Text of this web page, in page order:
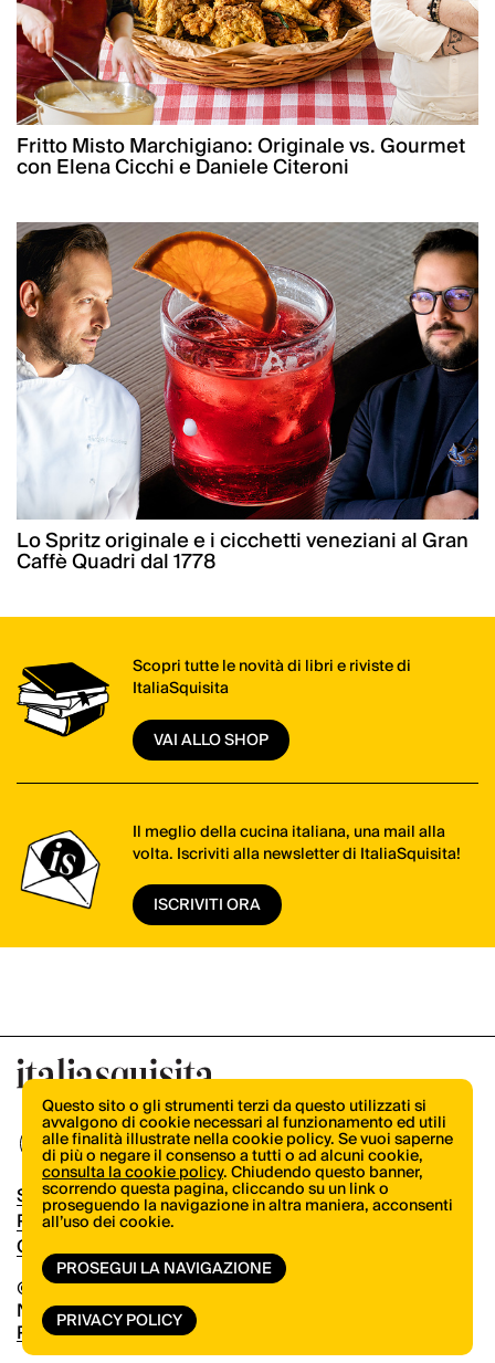
Fritto Misto Marchigiano: Originale vs. Gourmet
con Elena Cicchi e Daniele Citeroni
Lo Spritz originale e i cicchetti veneziani al Gran
Caffè Quadri dal 1778
Scopri tutte le novità di libri e riviste di
ItaliaSquisita
VAI ALLO SHOP
Il meglio della cucina italiana, una mail alla
volta. Iscriviti alla newsletter di ItaliaSquisita!
ISCRIVITI ORA
© Copyright 2026.Vertical.it
N.ro Iscrizione ROC 32504
Privacy Policy
Shop
Pubblicità
Contatti
Questo sito o gli strumenti terzi da questo utilizzati si
avvalgono di cookie necessari al funzionamento ed utili
alle finalità illustrate nella cookie policy. Se vuoi saperne
di più o negare il consenso a tutti o ad alcuni cookie,
consulta la cookie policy. Chiudendo questo banner,
scorrendo questa pagina, cliccando su un link o
proseguendo la navigazione in altra maniera, acconsenti
all’uso dei cookie.
PROSEGUI LA NAVIGAZIONE
PRIVACY POLICY